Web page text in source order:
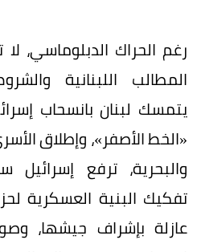
رغم الحراك الدبلوماسي،
المطالب اللبنانية
يتمسك لبنان بانسحاب
«الخط الأصفر»، وإطلاق
والبحرية، ترفع
تفكيك البنية العسكرية
عازلة بإشراف جيشها،